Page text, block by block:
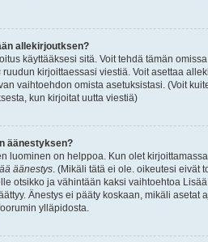
allekirjoutksen?
käyttääksesi sitä. Voit tehdä tämän
ruudun kirjoittaessasi viestiä. Voit asettaa
vaihtoehdon omista asetuksistasi. (Voit
kun kirjoitat uutta viestiä)
äänestyksen?
luominen on helppoa. Kun olet
äänestys. (Mikäli tätä ei ole. oikeutesi eivät
otsikko ja vähintään kaksi vaihtoehtoa
Änestys ei pääty koskaan, mikäli
ylläpidosta.